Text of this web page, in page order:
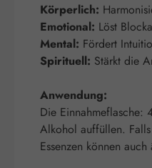
Körperlich:
Emotional: Löst
Mental: Fördert
Spirituell: Stärkt die
Anwendung:
Die Einnahmeflasche:
Alkohol auffüllen.
Essenzen können